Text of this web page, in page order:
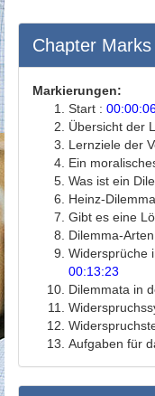
Chapter Marks
Markierungen:
Start :
Übersicht der
Lernziele der
Ein
Was ist ein
Heinz-
Gibt es eine
Dilemma-
Widersprüche
00:13:23
Dilemmata in
Aufgaben für